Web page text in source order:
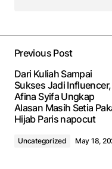
Previous Post
Dari Kuliah Sampai
Sukses Jadi Influencer,
Afina Syifa Ungkap
Alasan Masih Setia
Hijab Paris napocut
Uncategorized May 18,